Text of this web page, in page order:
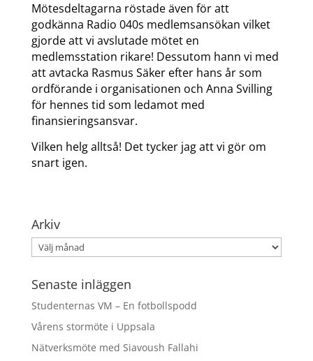
Mötesdeltagarna röstade även för att
godkänna Radio 040s medlemsansökan vilket
gjorde att vi avslutade mötet en
medlemsstation rikare! Dessutom hann vi med
att avtacka Rasmus Säker efter hans år som
ordförande i organisationen och Anna Svilling
för hennes tid som ledamot med
finansieringsansvar.
Vilken helg alltså! Det tycker jag att vi gör om
snart igen.
Arkiv
Arkiv
Senaste inläggen
Studenternas VM – En fotbollspodd
Vårens stormöte i Uppsala
Nätverksmöte med Siavoush Fallahi